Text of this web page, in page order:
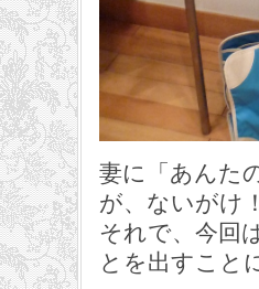
妻に「あんた
が、ないがけ
それで、今回
とを出すこと